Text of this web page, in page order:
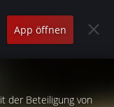
App öffnen
der Beteiligung von